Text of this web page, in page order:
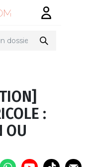
:
OU